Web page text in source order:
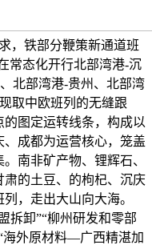
，铁部分鞭策新通道班
常态化开行北部湾港-沉
北部湾港-贵州、北部湾
取中欧班列的无缝跟
图定运转线条，构成以
成都为运营核心，笼盖
南非矿产物、锂辉石、
的土豆、的枸杞、沉庆
，走出大山向大海。
卸”“柳州研发和零部
外原材料—广西精湛加